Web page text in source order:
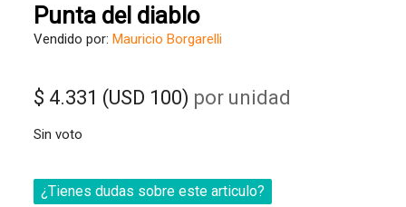
Punta del diablo
Vendido por: Mauricio Borgarelli
$ 4.331 (USD 100) por unidad
Sin voto
¿Tienes dudas sobre este articulo?